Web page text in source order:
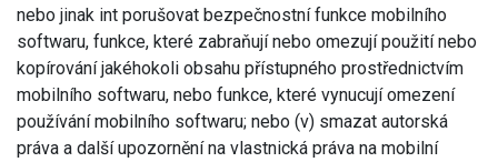
nebo jinak int porušovat bezpečnostní funkce mobilního
softwaru, funkce, které zabraňují nebo omezují použití nebo
kopírování jakéhokoli obsahu přístupného prostřednictvím
mobilního softwaru, nebo funkce, které vynucují omezení
používání mobilního softwaru; nebo (v) smazat autorská
práva a další upozornění na vlastnická práva na mobilní